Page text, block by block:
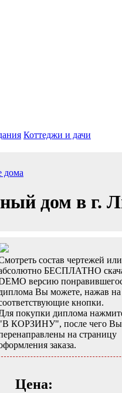
Коттеджи и дачи
дома
дом в г.
состав чертежей или
БЕСПЛАТНО
версию
Вы можете, нажав на
кнопки.
покупки диплома
КОРЗИНУ", после чего Вы
на страницу
заказа.
Цена: